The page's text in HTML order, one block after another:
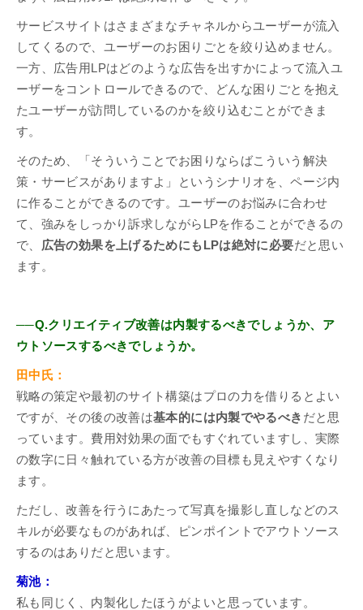
サービスサイトはさまざまなチャネルからユーザーが流入
してくるので、ユーザーのお困りごとを絞り込めません。
一方、広告用LPはどのような広告を出すかによって流入ユ
ーザーをコントロールできるので、どんな困りごとを抱え
たユーザーが訪問しているのかを絞り込むことができま
す。
そのため、「そういうことでお困りならばこういう解決
策・サービスがありますよ」というシナリオを、ページ内
に作ることができるのです。ユーザーのお悩みに合わせ
て、強みをしっかり訴求しながらLPを作ることができるの
で、 広告の効果を上げるためにもLPは絶対に必要だと思い
ます。
──Q.クリエイティブ改善は内製するべきでしょうか、ア
ウトソースするべきでしょうか。
田中氏：
戦略の策定や最初のサイト構築はプロの力を借りるとよい
ですが、その後の改善は基本的には内製でやるべき だと思
っています。費用対効果の面でもすぐれていますし、実際
の数字に日々触れている方が改善の目標も見えやすくなり
ます。
ただし、改善を行うにあたって写真を撮影し直しなどのス
キルが必要なものがあれば、ピンポイントでアウトソース
するのはありだと思います。
菊池：
私も同じく、内製化したほうがよいと思っています。